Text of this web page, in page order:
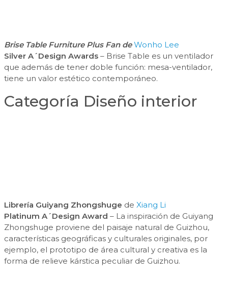
Brise Table Furniture Plus Fan de Wonho Lee
Silver A´Design Awards – Brise Table es un ventilador
que además de tener doble función: mesa-ventilador,
tiene un valor estético contemporáneo.
Categoría Diseño interior
Librería Guiyang Zhongshuge de Xiang Li
Platinum A´Design Award – La inspiración de Guiyang
Zhongshuge proviene del paisaje natural de Guizhou,
características geográficas y culturales originales, por
ejemplo, el prototipo de área cultural y creativa es la
forma de relieve kárstica peculiar de Guizhou.